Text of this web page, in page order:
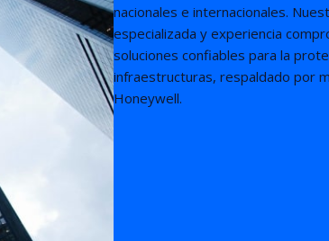
nacionales e internacionales.
especializada y experiencia
soluciones confiables para la
infraestructuras, respaldado por
Honeywell.